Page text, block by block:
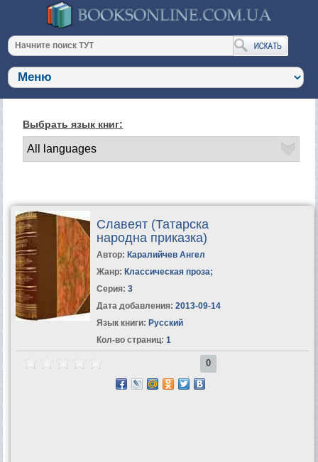
Выбрать язык книг:
Славеят (Татарска
народна приказка)
Автор: Каралийчев Ангел
Жанр: Классическая проза;
Серия: 3
Дата добавления: 2013-09-14
Язык книги: Русский
Кол-во страниц: 1
0